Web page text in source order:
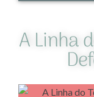
A Linha